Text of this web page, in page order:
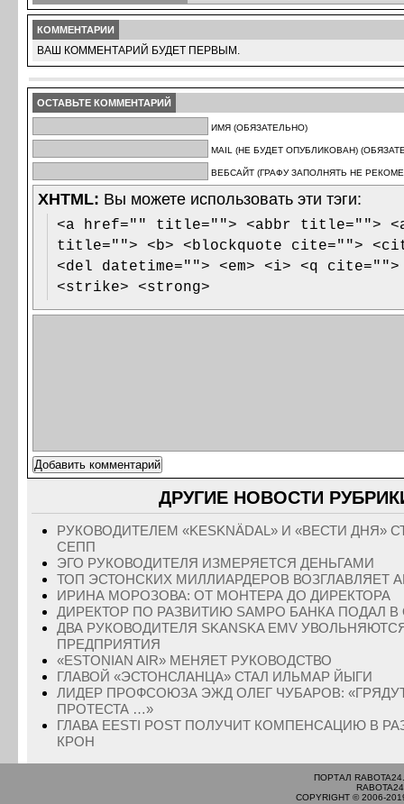
КОММЕНТАРИИ
ВАШ КОММЕНТАРИЙ БУДЕТ ПЕРВЫМ.
ОСТАВЬТЕ КОММЕНТАРИЙ
ИМЯ (ОБЯЗАТЕЛЬНО)
MAIL (НЕ БУДЕТ ОПУБЛИКОВАН)
ВЕБСАЙТ (ГРАФУ ЗАПОЛНЯТЬ НЕ
XHTML: Вы можете использовать эти тэги:
<a href="" title=""> <abbr title="">
title=""> <b> <blockquote cite="">
<del datetime=""> <em> <i> <q cite="">
<strike> <strong>
ДРУГИЕ НОВОСТИ
РУКОВОДИТЕЛЕМ «KESKNÄDAL» И «ВЕСТИ ДНЯ»
СЕПП
ЭГО РУКОВОДИТЕЛЯ ИЗМЕРЯЕТСЯ ДЕНЬГАМИ
ТОП ЭСТОНСКИХ МИЛЛИАРДЕРОВ ВОЗГЛАВЛЯЕТ
ИРИНА МОРОЗОВА: ОТ МОНТЕРА ДО ДИРЕКТОРА
ДИРЕКТОР ПО РАЗВИТИЮ SAMPO БАНКА ПОДАЛ В
ДВА РУКОВОДИТЕЛЯ SKANSKA EMV
ПРЕДПРИЯТИЯ
«ESTONIAN AIR» МЕНЯЕТ РУКОВОДСТВО
ГЛАВОЙ «ЭСТОНСЛАНЦА» СТАЛ ИЛЬМАР ЙЫГИ
ЛИДЕР ПРОФСОЮЗА ЭЖД ОЛЕГ ЧУБАРОВ:
ПРОТЕСТА …»
ГЛАВА EESTI POST ПОЛУЧИТ КОМПЕНСАЦИЮ В
КРОН
ПОРТАЛ
COPYRIGHT © 2006-